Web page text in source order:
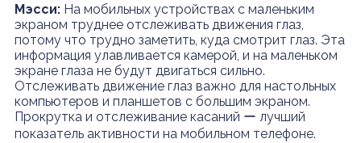
Мэсси:На мобильных устройствах с маленьким
экраном труднее отслеживать движения глаз,
потому что трудно заметить, куда смотрит глаз. Эта
информация улавливается камерой, и на маленьком
экране глаза не будут двигаться сильно.
Отслеживать движение глаз важно для настольных
компьютеров и планшетов с большим экраном.
Прокрутка и отслеживание касаний ー лучший
показатель активности на мобильном телефоне.